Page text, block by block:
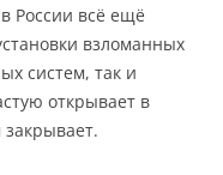
России всё ещё
взломанных
систем, так и
открывает в